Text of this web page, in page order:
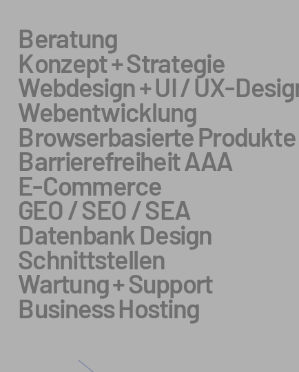
Beratung
Konzept + Strategie
Webdesign+ UI / UX-
Webentwicklung
Browserbasierte Produkte
Barrierefreiheit AAA
E-Commerce
GEO / SEO / SEA
Datenbank Design
Schnittstellen
Wartung + Support
Business Hosting